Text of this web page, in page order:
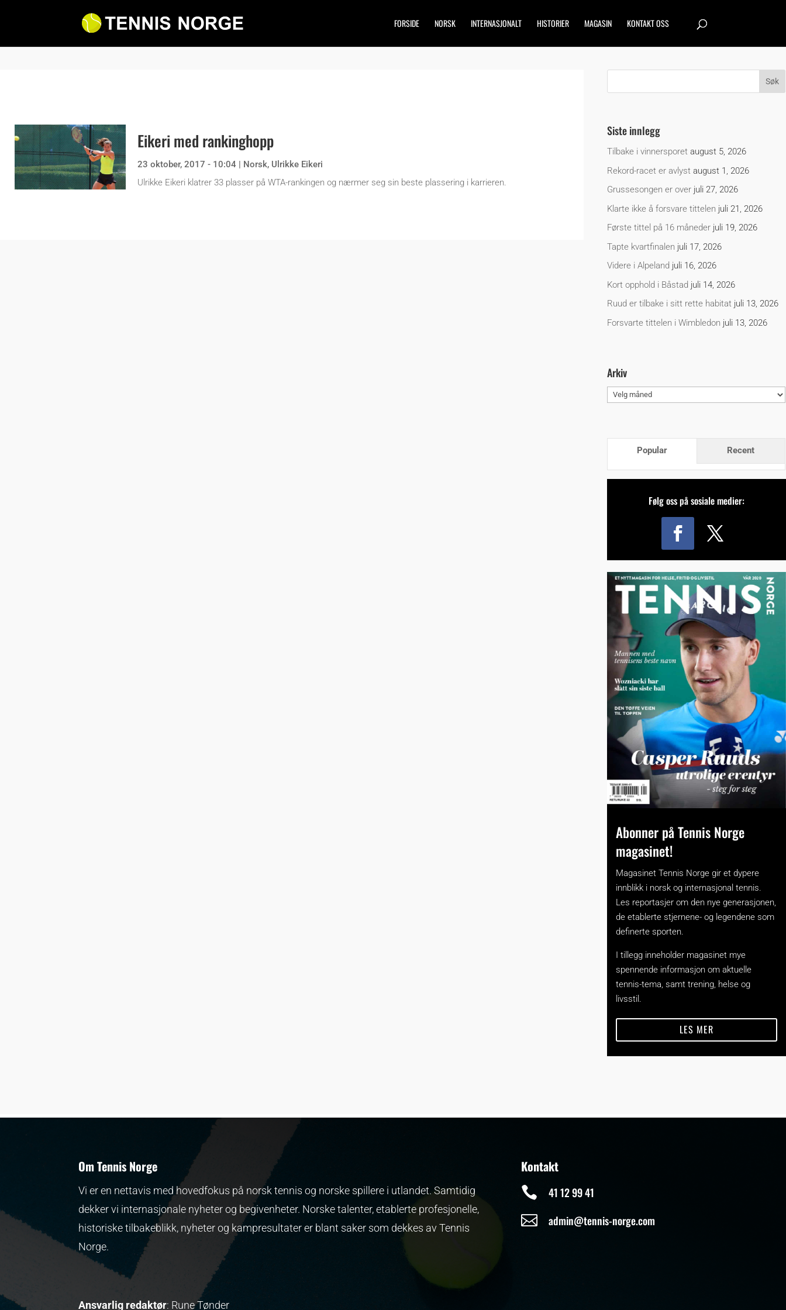
FORSIDE NORSK INTERNASJONALT HISTORIER MAGASIN KONTAKT OSS
Eikeri med rankinghopp
23 oktober, 2017 - 10:04 Norsk, Ulrikke Eikeri
Ulrikke Eikeri klatrer 33 plasser på WTA-rankingen og nærmer seg sin beste plassering i karrieren.
Siste innlegg
Tilbake i vinnersporet august 5, 2026
Rekord-racet er avlyst august 1, 2026
Grussesongen er over juli 27, 2026
Klarte ikke å forsvare tittelen juli 21, 2026
Første tittel på 16 måneder juli 19, 2026
Tapte kvartfinalen juli 17, 2026
Videre i Alpeland juli 16, 2026
Kort opphold i Båstad juli 14, 2026
Ruud er tilbake i sitt rette habitat juli 13, 2026
Forsvarte tittelen i Wimbledon juli 13, 2026
Arkiv
Arkiv
Popular Recent
Følg oss på sosiale medier:
Abonner på Tennis Norge
magasinet!
Magasinet Tennis Norge gir et dypere
innblikk i norsk og internasjonal tennis.
Les reportasjer om den nye generasjonen,
de etablerte stjernene- og legendene som
definerte sporten.
I tillegg inneholder magasinet mye
spennende informasjon om aktuelle
tennis-tema, samt trening, helse og
livsstil.
LES MER
Om Tennis Norge
Vi er en nettavis med hovedfokus på norsk tennis og norske spillere i utlandet. Samtidig
dekker vi internasjonale nyheter og begivenheter. Norske talenter, etablerte profesjonelle,
historiske tilbakeblikk, nyheter og kampresultater er blant saker som dekkes av Tennis
Norge.
Ansvarlig redaktør: Rune Tønder
Kontakt
 41 12 99 41
 admin@tennis-norge.com